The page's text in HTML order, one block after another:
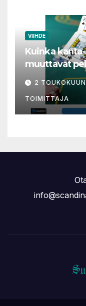
VIIHDE
Kuinka
muuttavat
nettikasinoilla
2
TOIMITTAJA